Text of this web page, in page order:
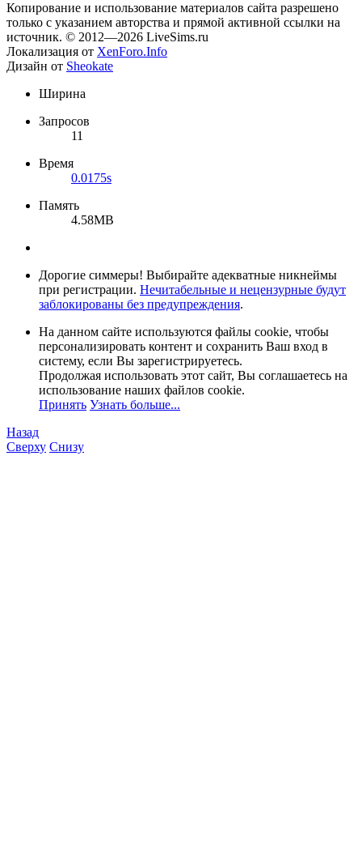
Копирование и использование материалов сайта разрешено
только с указанием авторства и прямой активной ссылки на
источник. © 2012—2026 LiveSims.ru
Локализация от XenForo.Info
Дизайн от Sheokate
Ширина
Запросов
11
Время
0.0175s
Память
4.58MB
Дорогие симмеры! Выбирайте адекватные никнеймы
при регистрации. Нечитабельные и нецензурные будут
заблокированы без предупреждения.
На данном сайте используются файлы cookie, чтобы
персонализировать контент и сохранить Ваш вход в
систему, если Вы зарегистрируетесь.
Продолжая использовать этот сайт, Вы соглашаетесь на
использование наших файлов cookie.
Принять Узнать больше...
Назад
Сверху Снизу